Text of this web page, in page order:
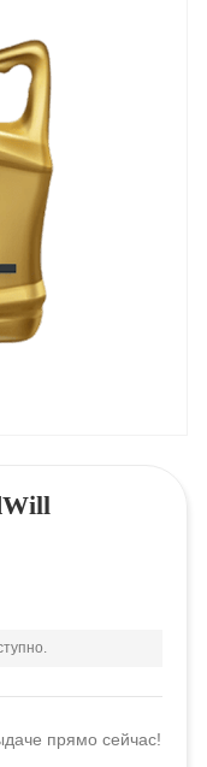
прямо сейчас!